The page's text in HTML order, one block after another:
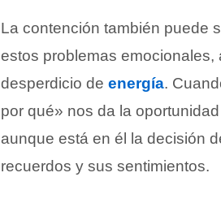
La contención también puede
estos problemas
desperdicio de energía.
por qué» nos da la
aunque está en él la decisión
recuerdos y sus sentimientos.